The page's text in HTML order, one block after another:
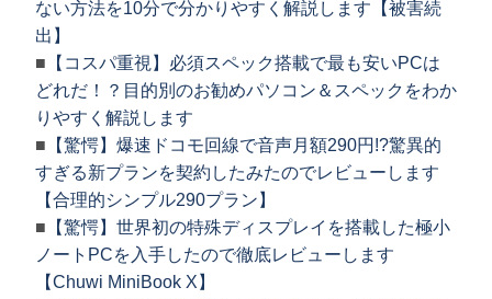
ない方法を10分で分かりやすく解説します【被害続
出】
■ 【コスパ重視】必須スペック搭載で最も安いPCは
どれだ！？目的別のお勧めパソコン＆スペックをわか
りやすく解説します
■ 【驚愕】爆速ドコモ回線で音声月額290円!?驚異的
すぎる新プランを契約したみたのでレビューします
【合理的シンプル290プラン】
■ 【驚愕】世界初の特殊ディスプレイを搭載した極小
ノートPCを入手したので徹底レビューします
【Chuwi MiniBook X】